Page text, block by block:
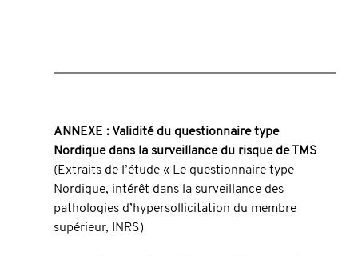
ANNEXE : Validité du questionnaire type
Nordique dans la surveillance du risque de TMS
(Extraits de l’étude « Le questionnaire type
Nordique, intérêt dans la surveillance des
pathologies d’hypersollicitation du membre
supérieur, INRS)